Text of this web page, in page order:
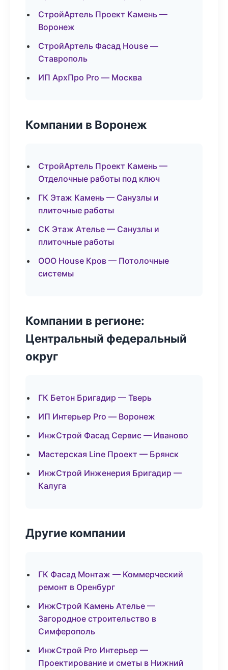
СтройАртель Проект Камень —
Воронеж
СтройАртель Фасад House —
Ставрополь
ИП АрхПро Pro — Москва
Компании в Воронеж
СтройАртель Проект Камень —
Отделочные работы под ключ
ГК Этаж Камень — Санузлы и
плиточные работы
СК Этаж Ателье — Санузлы и
плиточные работы
ООО House Кров — Потолочные
системы
Компании в регионе:
Центральный федеральный
округ
ГК Бетон Бригадир — Тверь
ИП Интерьер Pro — Воронеж
ИнжСтрой Фасад Сервис — Иваново
Мастерская Line Проект — Брянск
ИнжСтрой Инженерия Бригадир —
Калуга
Другие компании
ГК Фасад Монтаж — Коммерческий
ремонт в Оренбург
ИнжСтрой Камень Ателье —
Загородное строительство в
Симферополь
ИнжСтрой Pro Интерьер —
Проектирование и сметы в Нижний